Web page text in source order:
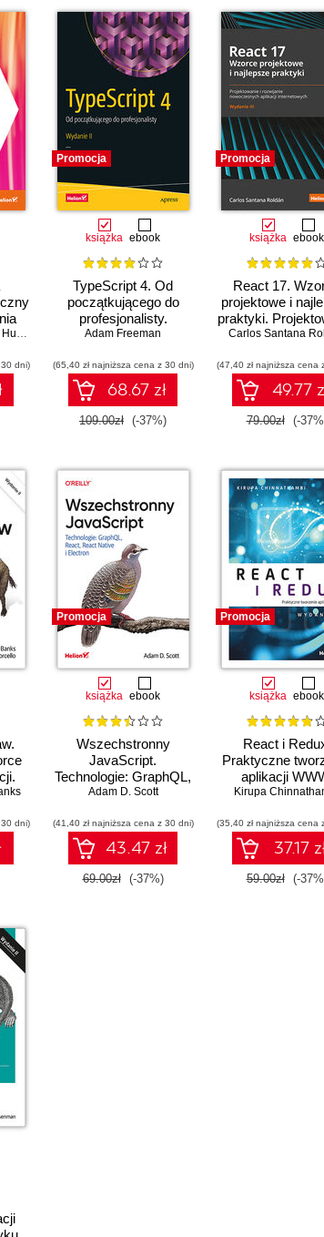
Rayon Hunte ,Matt Morgan Wekoslav Stefanovski
dni)
Promocja
książka ebook
TypeScript 4. Od
początkującego do
profesjonalisty.
Wydanie II
Adam Freeman
(65,40 zł najniższa cena z 30 dni)
68.67 zł
109.00zł (-37%)
Promocja
książka ebook
React 17.
projektowe i
praktyki.
i rozwijanie
internetowych.
III
Carlos Santana
(47,40 zł najniższa cena
49.77
79.00zł (-
dni)
Promocja
książka ebook
Wszechstronny
JavaScript.
Technologie: GraphQL,
React, React Native i
Adam D. Scott
(41,40 zł najniższa cena z 30 dni)
43.47 zł
69.00zł (-37%)
Promocja
książka ebook
React i
Praktyczne
aplikacji
Wydanie II
Kirupa
(35,40 zł najniższa cena
37.17
59.00zł (-